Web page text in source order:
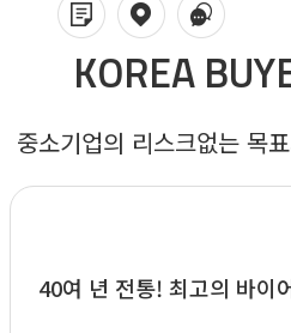
KOREA
중소기업의 리스크없는 목
40여 년 전통! 최고의 바이